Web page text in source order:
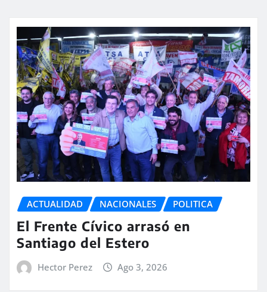
ACTUALIDAD NACIONALES POLITICA
El Frente Cívico arrasó en
Santiago del Estero
Hector Perez Ago 3, 2026